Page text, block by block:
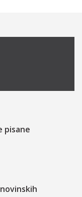
pisane